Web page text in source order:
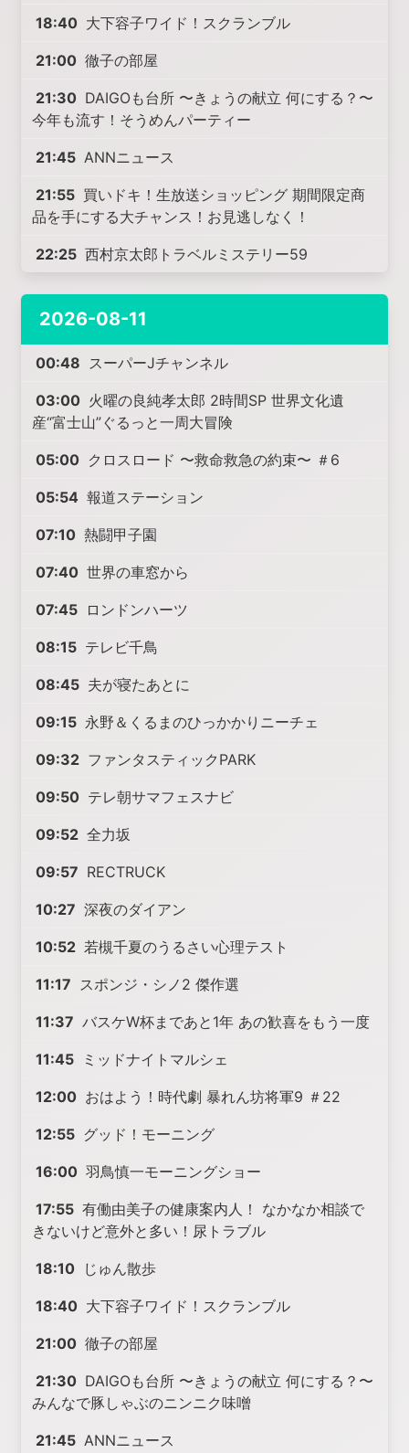
18:40 大下容子ワイド！スクランブル
21:00 徹子の部屋
21:30 DAIGOも台所 〜きょうの献立 何にする？〜
今年も流す！そうめんパーティー
21:45 ANNニュース
21:55 買いドキ！生放送ショッピング 期間限定商
品を手にする大チャンス！お見逃しなく！
22:25 西村京太郎トラベルミステリー59
2026-08-11
00:48 スーパーJチャンネル
03:00 火曜の良純孝太郎 2時間SP 世界文化遺
産“富士山”ぐるっと一周大冒険
05:00 クロスロード 〜救命救急の約束〜 ＃6
05:54 報道ステーション
07:10 熱闘甲子園
07:40 世界の車窓から
07:45 ロンドンハーツ
08:15 テレビ千鳥
08:45 夫が寝たあとに
09:15 永野＆くるまのひっかかりニーチェ
09:32 ファンタスティックPARK
09:50 テレ朝サマフェスナビ
09:52 全力坂
09:57 RECTRUCK
10:27 深夜のダイアン
10:52 若槻千夏のうるさい心理テスト
11:17 スポンジ・シノ2 傑作選
11:37 バスケW杯まであと1年 あの歓喜をもう一度
11:45 ミッドナイトマルシェ
12:00 おはよう！時代劇 暴れん坊将軍9 ＃22
12:55 グッド！モーニング
16:00 羽鳥慎一モーニングショー
17:55 有働由美子の健康案内人！ なかなか相談で
きないけど意外と多い！尿トラブル
18:10 じゅん散歩
18:40 大下容子ワイド！スクランブル
21:00 徹子の部屋
21:30 DAIGOも台所 〜きょうの献立 何にする？〜
みんなで豚しゃぶのニンニク味噌
21:45 ANNニュース